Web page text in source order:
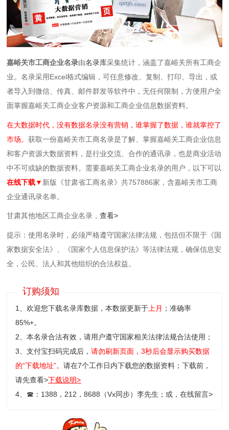
嘉峪关市工商企业名录由名录库采集统计，涵盖了嘉峪关所有工商企
业。名录采用Excel格式编辑，可任意修改、复制、打印、导出，或
者导入到微信、传真、邮件群发等软件中，无任何限制 ，方便用户全
面掌握嘉峪关工商企业客户资源和工商企业信息数据资料。
在大数据时代，没有数据名录没有营销，谁掌握了数据，谁就掌控了
市场。获取一份嘉峪关市工商名录是了解、掌握嘉峪关工商企业信息
和客户资源大数据资料，是行业交流、合作的通讯录，也是商业活动
中不可或缺的数据资料。需要嘉峪关工商企业名录的用户，以下可以
在线下载▼ 新版《甘肃省工商名录》共757886家，含嘉峪关市工商
企业通讯录名单。
甘肃其他地区工商企业名录，查看>
提示：使用名录时，必须严格遵守国家法律法规，包括但不限于《国
家数据安全法》、《国家个人信息保护法》等‌法律法规，确保信息安
全，公民、法人和其他组织的合法权益。
订购须知
1、欢迎您下载名录库数据，本数据更新于 上月 ；准确率
85%+。
2、本名录合法有效，请用户遵守国家相关法律法规合法使用；
3、支付宝扫码完成后，请勿刷新页面，3秒后会显示购买数据
的“下载地址”。请在7个工作日内下载您的数据资料；下载前，
请先查看>下载说明>
4、 ☎ ：1388，212，8688（Vx同步）李先生；或，在线留言>